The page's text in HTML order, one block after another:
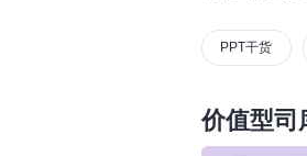
PPT干货
价值型司